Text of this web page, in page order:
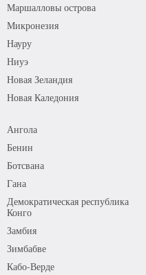
Маршалловы острова
Микронезия
Науру
Ниуэ
Новая Зеландия
Новая Каледония
Ангола
Бенин
Ботсвана
Гана
Демократическая республика
Конго
Замбия
Зимбабве
Кабо-Верде